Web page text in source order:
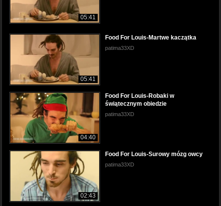
05:41
05:41
Food For Louis-Martwe kaczątka
patima33XD
04:40
Food For Louis-Robaki w
świątecznym obiedzie
patima33XD
02:43
Food For Louis-Surowy mózg owcy
patima33XD